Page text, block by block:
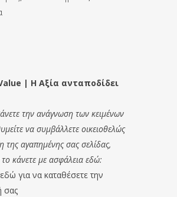
| Η Αξία ανταποδίδει
την ανάγνωση των κειμένων
να συμβάλλετε οικειοθελώς
της αγαπημένης σας σελίδας,
κάνετε με ασφάλεια εδώ:
για να καταθέσετε την
σας